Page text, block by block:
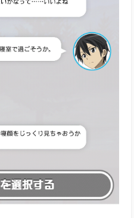
からチャットが始まり、
、反対意見や突飛な意見